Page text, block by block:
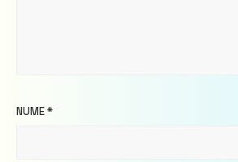
NUME*